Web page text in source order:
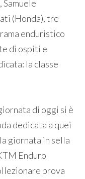
(Honda), tre
enduristico
di ospiti e
la classe
di oggi si è
dedicata a quei
giornata in sella
Enduro
prova